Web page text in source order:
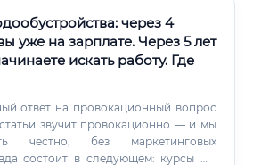
через 4
уже на зарплате. Через 5 лет
искать работу. Где
ответ на провокационный вопрос
звучит провокационно — и мы
честно, без маркетинговых
состоит в следующем: курсы НЕ